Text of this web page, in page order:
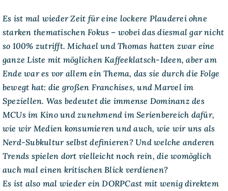
aus
Franchise-
Gedanken
(Kaffeeklatsch
No.
13)
Es ist mal wieder Zeit für eine lockere Plauderei ohne
starken thematischen Fokus – wobei das diesmal gar nicht
so 100% zutrifft. Michael und Thomas hatten zwar eine
ganze Liste mit möglichen Kaffeeklatsch-Ideen, aber am
Ende war es vor allem ein Thema, das sie durch die Folge
bewegt hat: die großen Franchises, und Marvel im
Speziellen. Was bedeutet die immense Dominanz des
MCUs im Kino und zunehmend im Serienbereich dafür,
wie wir Medien konsumieren und auch, wie wir uns als
Nerd-Subkultur selbst definieren? Und welche anderen
Trends spielen dort vielleicht noch rein, die womöglich
auch mal einen kritischen Blick verdienen?
Es ist also mal wieder ein DORPCast mit wenig direktem